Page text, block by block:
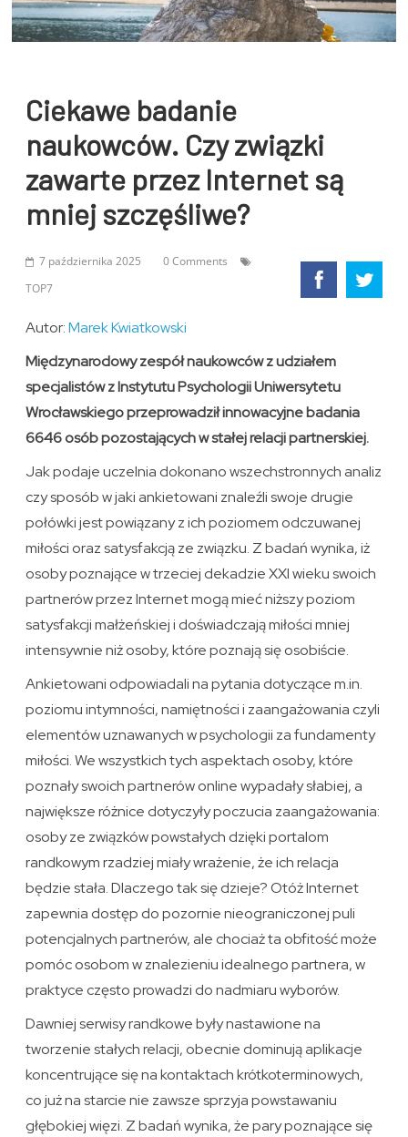
Ciekawe badanie
naukowców. Czy związki
zawarte przez Internet są
mniej szczęśliwe?
7 października 2025
0 Comments
TOP7
Autor:Marek Kwiatkowski
Międzynarodowy zespół naukowców z udziałem
specjalistów z Instytutu Psychologii Uniwersytetu
Wrocławskiego przeprowadził innowacyjne badania
6646 osób pozostających w stałej relacji partnerskiej.
Jak podaje uczelnia dokonano wszechstronnych analiz
czy sposób w jaki ankietowani znaleźli swoje drugie
połówki jest powiązany z ich poziomem odczuwanej
miłości oraz satysfakcją ze związku. Z badań wynika, iż
osoby poznające w trzeciej dekadzie XXI wieku swoich
partnerów przez Internet mogą mieć niższy poziom
satysfakcji małżeńskiej i doświadczają miłości mniej
intensywnie niż osoby, które poznają się osobiście.
Ankietowani odpowiadali na pytania dotyczące m.in.
poziomu intymności, namiętności i zaangażowania czyli
elementów uznawanych w psychologii za fundamenty
miłości. We wszystkich tych aspektach osoby, które
poznały swoich partnerów online wypadały słabiej, a
największe różnice dotyczyły poczucia zaangażowania:
osoby ze związków powstałych dzięki portalom
randkowym rzadziej miały wrażenie, że ich relacja
będzie stała. Dlaczego tak się dzieje? Otóż Internet
zapewnia dostęp do pozornie nieograniczonej puli
potencjalnych partnerów, ale chociaż ta obfitość może
pomóc osobom w znalezieniu idealnego partnera, w
praktyce często prowadzi do nadmiaru wyborów.
Dawniej serwisy randkowe były nastawione na
tworzenie stałych relacji, obecnie dominują aplikacje
koncentrujące się na kontaktach krótkoterminowych,
co już na starcie nie zawsze sprzyja powstawaniu
głębokiej więzi. Z badań wynika, że pary poznające się